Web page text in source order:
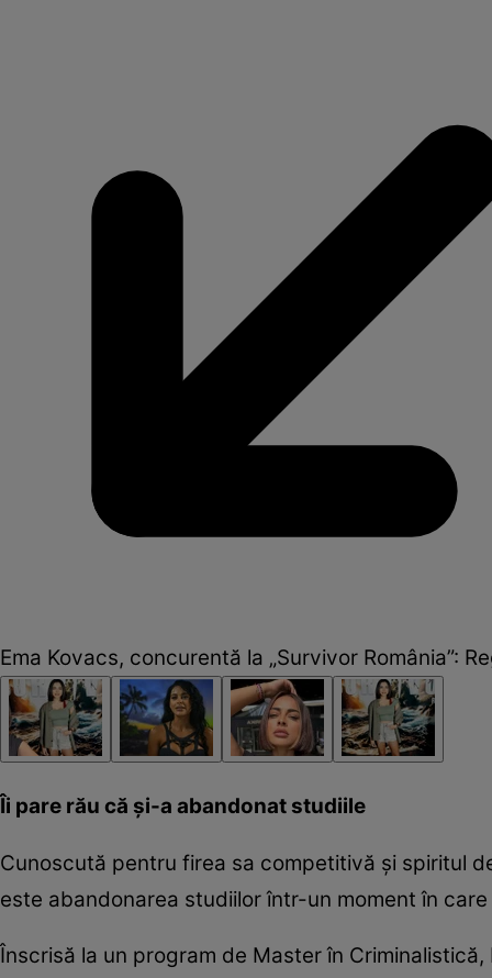
Ema Kovacs, concurentă la „Survivor România”:
Îi pare rău că și-a abandonat studiile
Cunoscută pentru firea sa competitivă și spiritul
este abandonarea studiilor într-un moment în
Înscrisă la un program de Master în